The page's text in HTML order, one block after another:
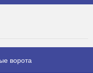
ворота